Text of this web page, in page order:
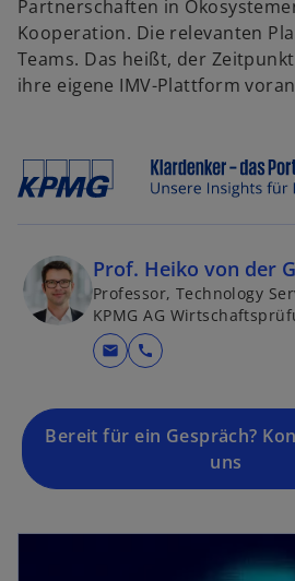
Partnerschaften in
Kooperation. Die relevanten
Teams. Das heißt, der
ihre eigene IMV-Plattform
Prof. Heiko von der
Professor, Technology
KPMG AG
mail call
Bereit für ein Gespräch?
uns